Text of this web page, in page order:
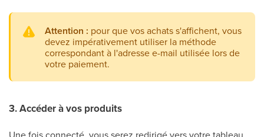
Attention : pour que vos achats s'affichent, vous
devez impérativement utiliser la méthode
correspondant à l'adresse e-mail utilisée lors de
votre paiement.
3. Accéder à vos produits
Une fois connecté, vous serez redirigé vers votre tableau